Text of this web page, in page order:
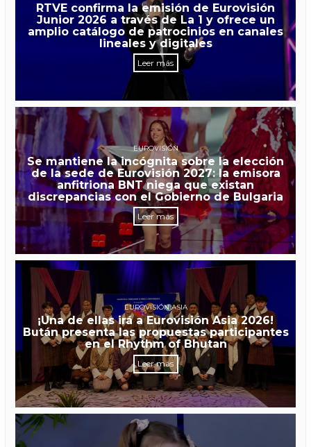
RTVE confirma la emisión de Eurovisión
Junior 2026 a través de La 1 y ofrece un
amplio catálogo de patrocinios en canales
lineales y digitales
Leer más
EUROVISIÓN
Se mantiene la incógnita sobre la elección
de la sede de Eurovisión 2027: la emisora
anfitriona BNT niega que existan
discrepancias con el Gobierno de Bulgaria
Leer más
EUROVISIÓN ASIA
¡Una de ellas irá a Eurovisión Asia 2026!
Bután presenta las propuestas participantes
en el Rhythm of Bhutan
Leer más